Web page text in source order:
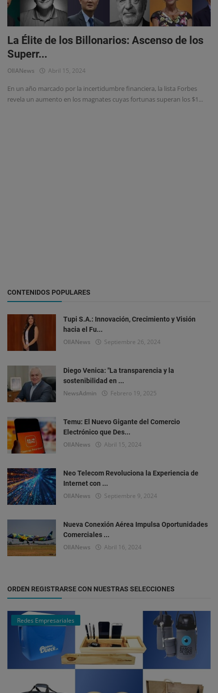
Eventos
La Élite de los Billonarios: Ascenso de los
Superr...
OlIANews Abril 15, 2024
En un año marcado por la incertidumbre financiera, la lista Forbes
revela un aumento en los magnates cuyas fortunas superan los $1...
CONTENIDOS POPULARES
Tupi S.A.: Innovación, Crecimiento y Visión
hacia el Fu...
OlIANews Septiembre 26, 2024
Diego Venica: "La transparencia y la
sostenibilidad en ...
NewsAdmin Febrero 19, 2025
Temu: El Nuevo Gigante del Comercio
Electrónico que Des...
OlIANews Abril 15, 2024
Neo Telecom Revoluciona la Experiencia de
Internet con ...
OlIANews Septiembre 9, 2024
Nueva Conexión Aérea Impulsa Oportunidades
Comerciales ...
OlIANews Abril 16, 2024
ORDEN REGISTRARSE CON NUESTRAS SELECCIONES
Redes Empresariales